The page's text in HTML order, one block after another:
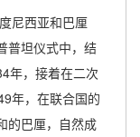
尼西亚和巴厘
普坦仪式中，结
年，接着在二次
年，在联合国的
的巴厘，自然成